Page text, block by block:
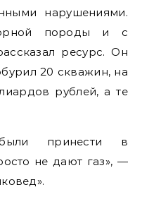
нарушениями.
породы и с
ресурс. Он
20 скважин, на
рублей, а те
принести в
не дают газ», —